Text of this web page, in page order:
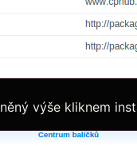
výše kliknem